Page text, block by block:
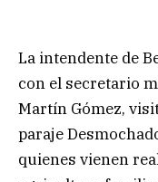
La intendente de
con el secretario
Martín Gómez,
paraje
quienes vienen